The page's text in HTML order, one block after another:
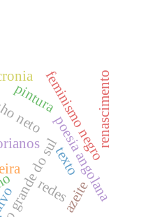
do sul
neto
poesia angolana
feminismo negro
redes
texto
pintura
azeite
renascimento